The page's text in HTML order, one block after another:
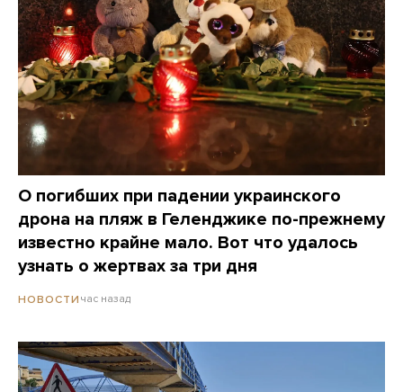
О погибших при падении украинского
дрона на пляж в Геленджике по-прежнему
известно крайне мало. Вот что удалось
узнать о жертвах за три дня
НОВОСТИ час назад